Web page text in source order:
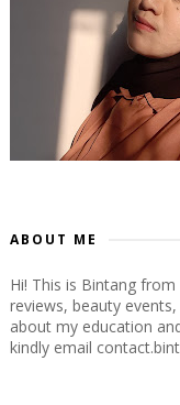
ABOUT ME
Hi! This is Bintang
reviews, beauty
about my education
kindly email